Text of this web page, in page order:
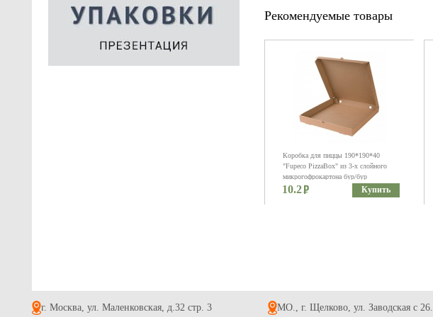
Рекомендуемые товары
Коробка для пиццы 190*190*40
"Fupeco PizzaBox" из 3-х слойного
микрогофрокартона бур/бур
10.2 Купить
г. Москва, ул. Маленковская, д.32 стр. 3 МО., г. Щелково, ул. Заводская с 26.